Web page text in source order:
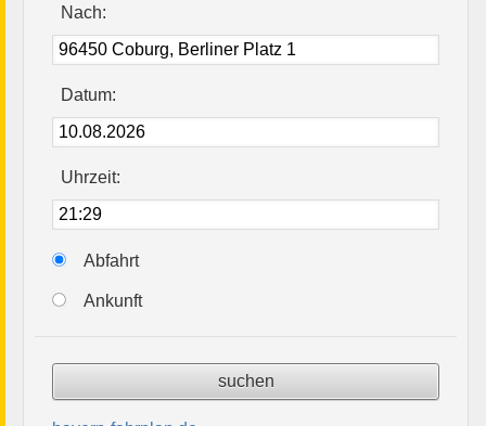
Nach:
Datum:
Uhrzeit:
Abfahrt
Ankunft